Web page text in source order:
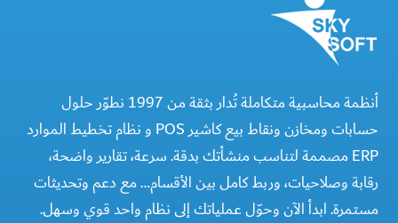
أنظمة محاسبية متكاملة تُدار بثقة من 1997 نطوّر حلول
حسابات ومخازن ونقاط بيع كاشير POS و نظام تخطيط الموارد
ERP مصممة لتناسب منشأتك بدقة. سرعة، تقارير واضحة،
رقابة وصلاحيات، وربط كامل بين الأقسام… مع دعم وتحديثات
مستمرة. ابدأ الآن وحوّل عملياتك إلى نظام واحد قوي وسهل.